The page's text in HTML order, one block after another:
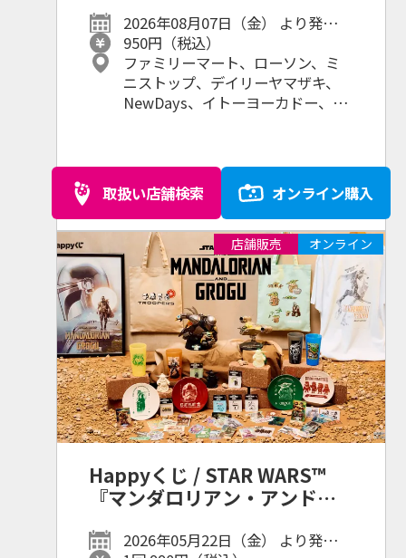
2026年08月07日（金） より発売予
定
950円（税込）
ファミリーマート、ローソン、ミ
ニストップ、デイリーヤマザキ、
NewDays、イトーヨーカドー、ホ
取扱い店舗検索 オンライン購入
Happyくじ / STAR WARS™
『マンダロリアン・アンド・
2026年05月22日（金） より発売予
店舗販売 オンライン